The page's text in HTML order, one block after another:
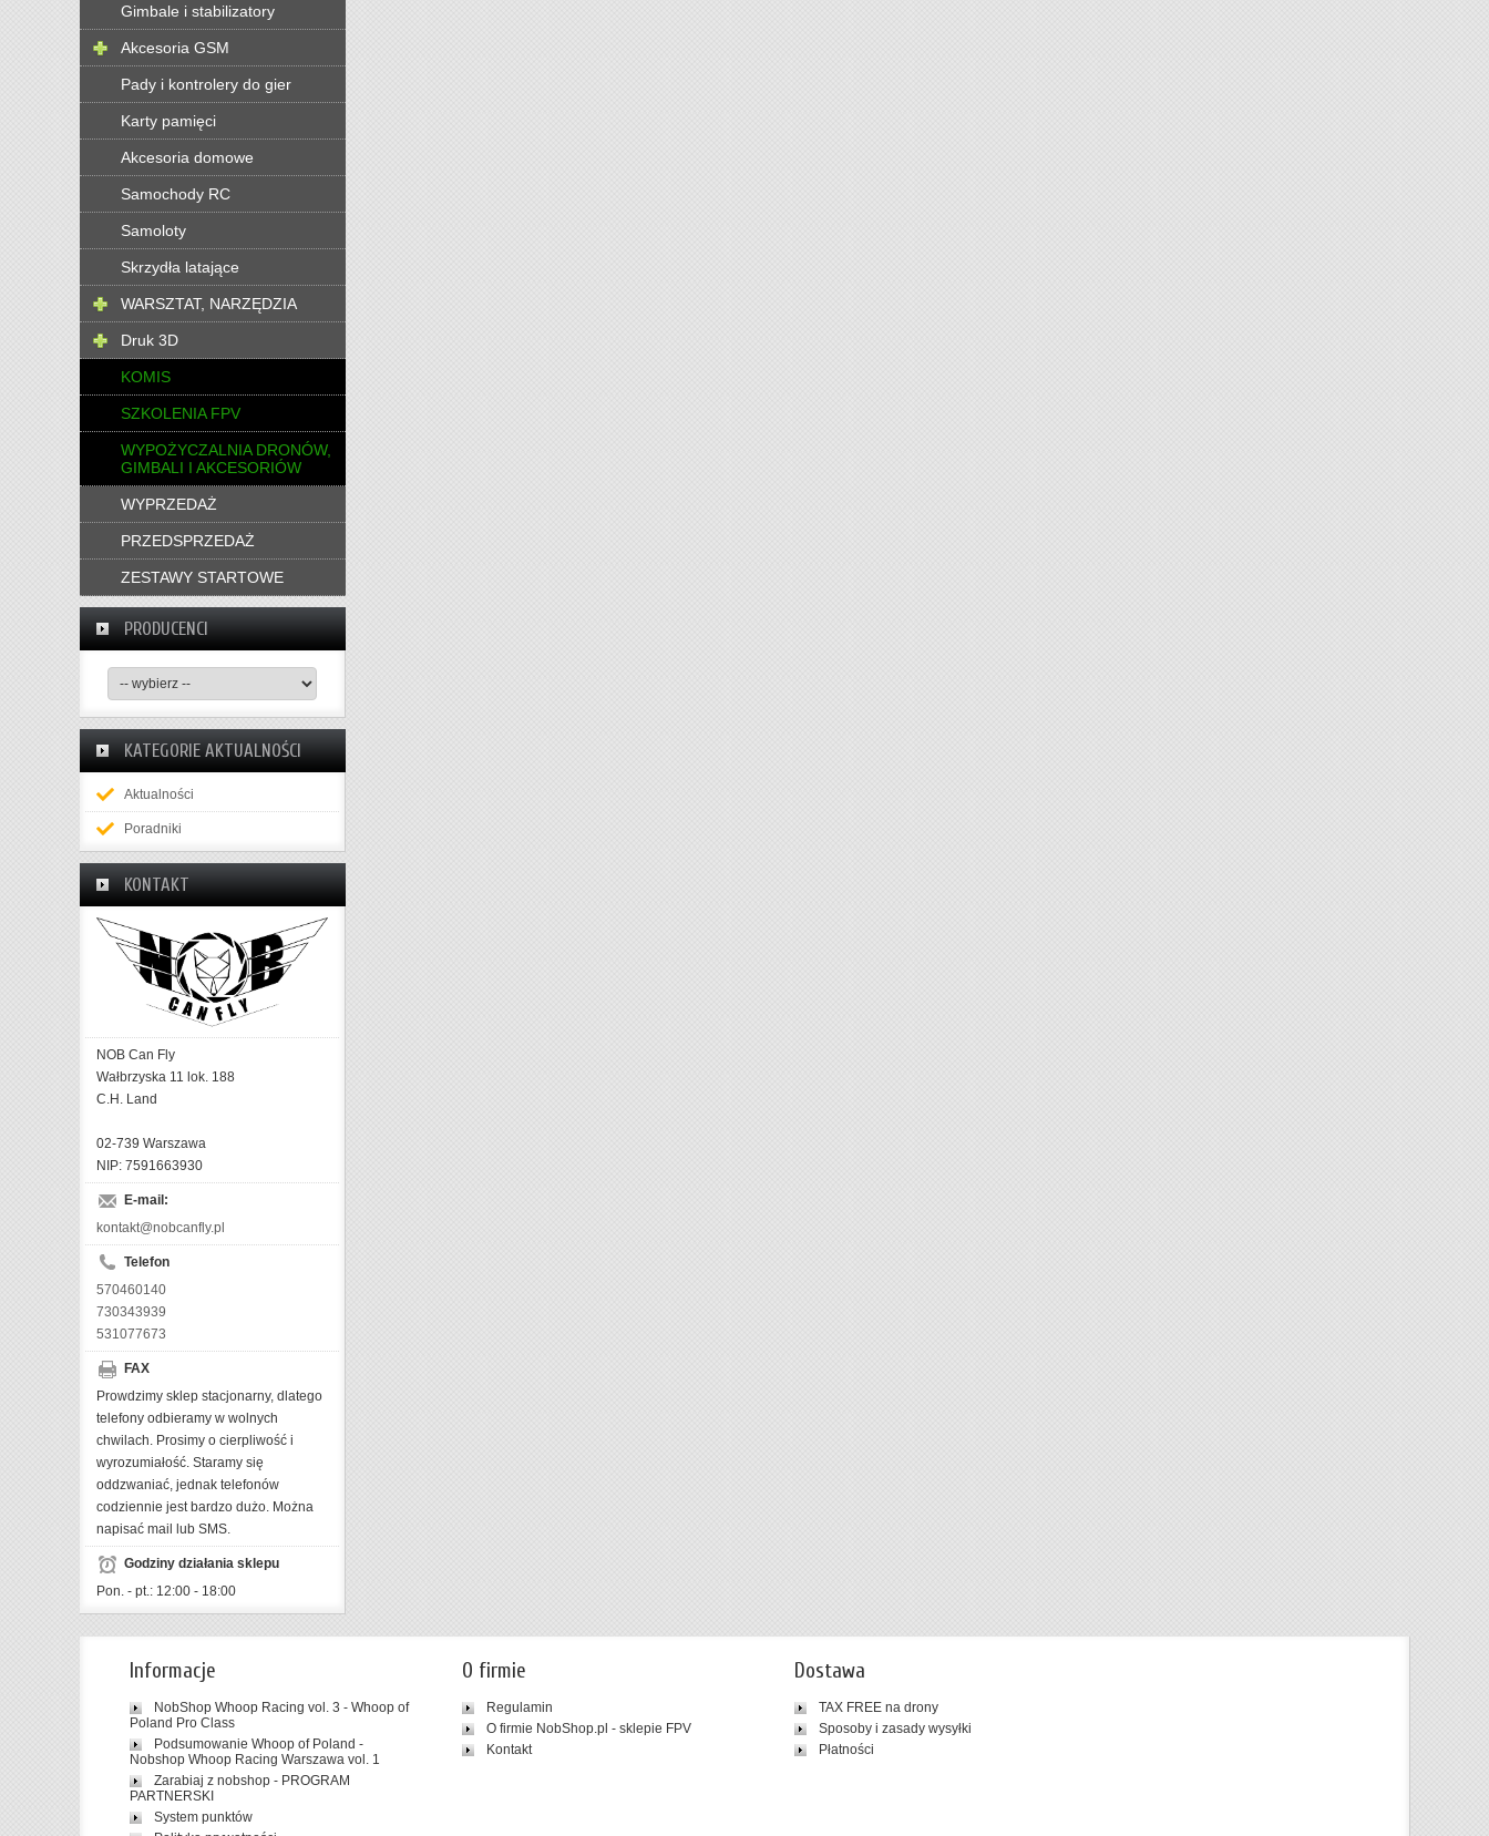
Gimbale i stabilizatory
Akcesoria GSM
Pady i kontrolery do gier
Karty pamięci
Akcesoria domowe
Samochody RC
Samoloty
Skrzydła latające
WARSZTAT, NARZĘDZIA
Druk 3D
KOMIS
SZKOLENIA FPV
WYPOŻYCZALNIA DRONÓW,
GIMBALI I AKCESORIÓW
WYPRZEDAŻ
PRZEDSPRZEDAŻ
ZESTAWY STARTOWE
PRODUCENCI
KATEGORIE AKTUALNOŚCI
Aktualności
Poradniki
KONTAKT
NOB Can Fly
Wałbrzyska 11 lok. 188
C.H. Land
02-739 Warszawa
NIP: 7591663930
E-mail:
kontakt@nobcanfly.pl
Telefon
570460140
730343939
531077673
FAX
Prowdzimy sklep stacjonarny, dlatego
telefony odbieramy w wolnych
chwilach. Prosimy o cierpliwość i
wyrozumiałość. Staramy się
oddzwaniać, jednak telefonów
codziennie jest bardzo dużo. Można
napisać mail lub SMS.
Godziny działania sklepu
Pon. - pt.: 12:00 - 18:00
Informacje
NobShop Whoop Racing vol. 3 - Whoop of
Poland Pro Class
Podsumowanie Whoop of Poland -
Nobshop Whoop Racing Warszawa vol. 1
Zarabiaj z nobshop - PROGRAM
PARTNERSKI
System punktów
O firmie
Regulamin
O firmie NobShop.pl - sklepie FPV
Kontakt
Dostawa
TAX FREE na drony
Sposoby i zasady wysyłki
Płatności